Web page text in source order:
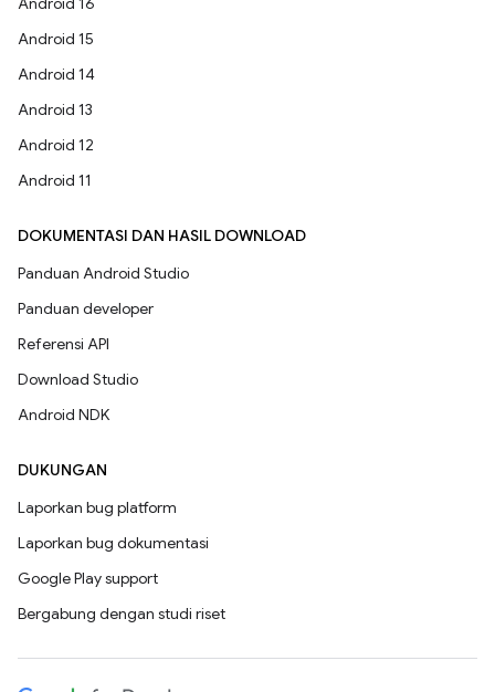
Android 15
Android 14
Android 13
Android 12
Android 11
DOKUMENTASI DAN HASIL DOWNLOAD
Panduan Android Studio
Panduan developer
Referensi API
Download Studio
Android NDK
DUKUNGAN
Laporkan bug platform
Laporkan bug dokumentasi
Google Play support
Bergabung dengan studi riset